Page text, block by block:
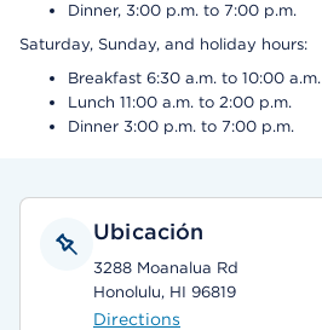
Dinner, 3:00 p.m. to 7:00 p.m.
Saturday, Sunday, and holiday hours:
Breakfast 6:30 a.m. to 10:00 a.m.
Lunch 11:00 a.m. to 2:00 p.m.
Dinner 3:00 p.m. to 7:00 p.m.
Ubicación
3288 Moanalua Rd
Honolulu, HI 96819
Directions